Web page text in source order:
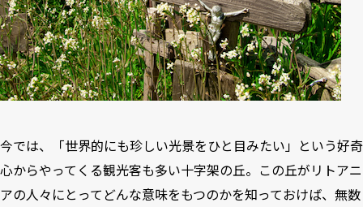
今では、「世界的にも珍しい光景をひと目みたい」という好奇
心からやってくる観光客も多い十字架の丘。この丘がリトアニ
アの人々にとってどんな意味をもつのかを知っておけば、無数